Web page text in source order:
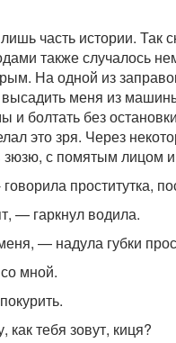
часть истории. Так
также случалось
На одной из
меня из
и болтать без
это зря. Через
с помятым лицом и
проститутка,
— гаркнул водила.
— надула губки
мной.
тебя зовут, киця?